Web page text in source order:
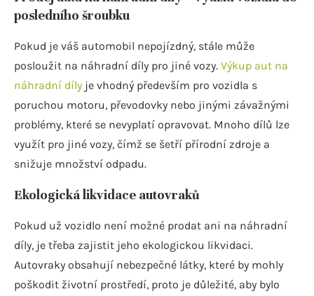
posledního šroubku
Pokud je váš automobil nepojízdný, stále může
posloužit na náhradní díly pro jiné vozy. Výkup aut na
náhradní díly je vhodný především pro vozidla s
poruchou motoru, převodovky nebo jinými závažnými
problémy, které se nevyplatí opravovat. Mnoho dílů lze
využít pro jiné vozy, čímž se šetří přírodní zdroje a
snižuje množství odpadu.
Ekologická likvidace autovraků
Pokud už vozidlo není možné prodat ani na náhradní
díly, je třeba zajistit jeho ekologickou likvidaci.
Autovraky obsahují nebezpečné látky, které by mohly
poškodit životní prostředí, proto je důležité, aby bylo